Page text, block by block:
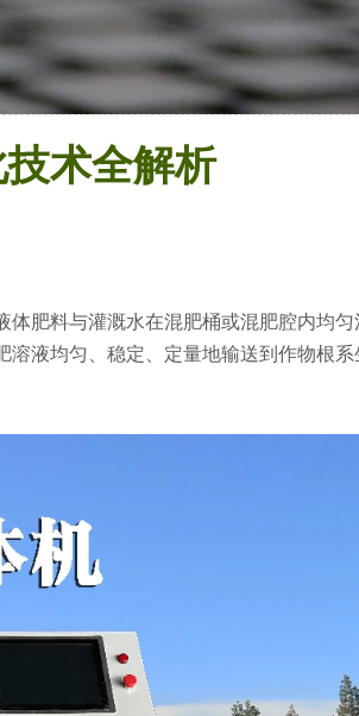
术全解析
肥料与灌溉水在混肥桶或混肥腔内均匀
液均匀、稳定、定量地输送到作物根系